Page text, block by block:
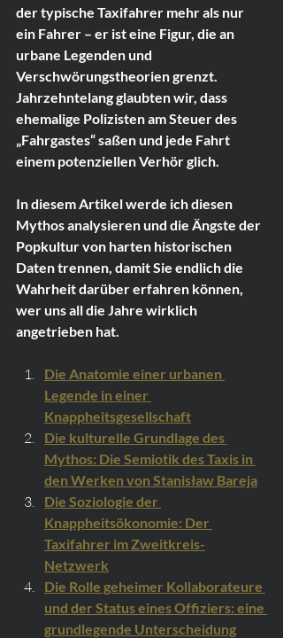
der typische Taxifahrer mehr als nur
ein Fahrer – er ist eine Figur, die an
urbane Legenden und
Verschwörungstheorien grenzt.
Jahrzehntelang glaubten wir, dass
ehemalige Polizisten am Steuer des
„Fahrgastes“ saßen und jede Fahrt
einem potenziellen Verhör glich.
In diesem Artikel werde ich diesen
Mythos analysieren und die Ängste der
Popkultur von harten historischen
Daten trennen, damit Sie endlich die
Wahrheit darüber erfahren können,
wer uns all die Jahre wirklich
angetrieben hat.
Die Anatomie einer urbanen
Legende in einer
Knappheitsgesellschaft
Die kulturelle Grundlage des
Mythos: Die Semiotik des Taxis in
den Werken von Stanisław Bareja
Die Soziologie der
Knappheitsökonomie: Der
Taxifahrer im Zweitkreis-
Netzwerk
Die Rolle geheimer Kollaborateure
und der Status eines Offiziers: eine
grundlegende Unterscheidung